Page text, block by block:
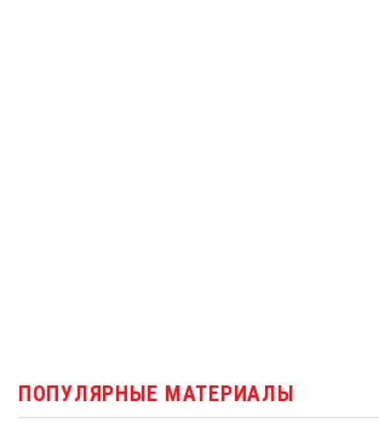
ПОПУЛЯРНЫЕ МАТЕРИАЛЫ